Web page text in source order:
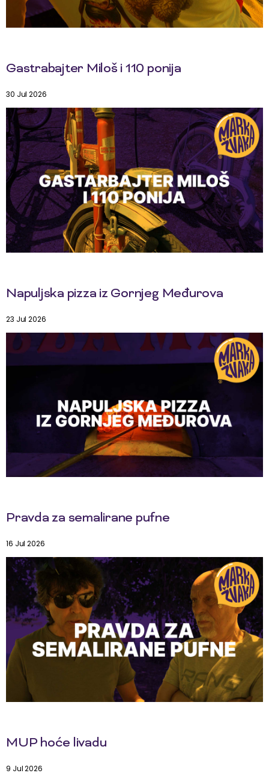
Gastrabajter Miloš i 110 ponija
30 Jul 2026
Napuljska pizza iz Gornjeg Međurova
23 Jul 2026
Pravda za semalirane pufne
16 Jul 2026
MUP hoće livadu
9 Jul 2026